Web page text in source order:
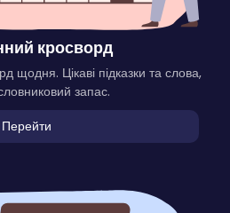
кросворд
щодня. Цікаві підказки та слова,
запас.
Перейти